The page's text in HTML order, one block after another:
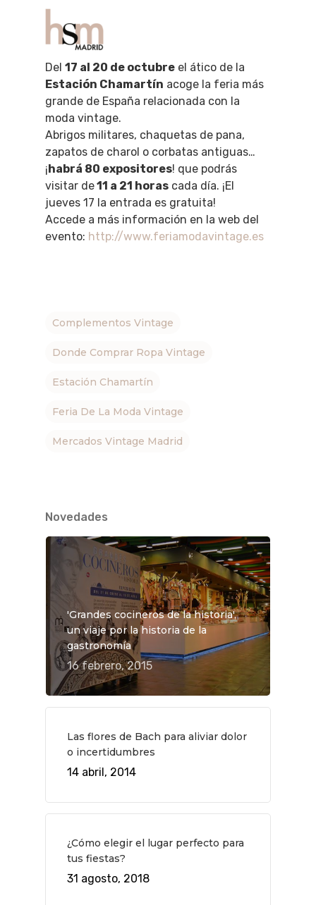
Hit enter to search or ESC to close
Del 17 al 20 de octubre el ático de la
Estación Chamartín acoge la feria más
grande de España relacionada con la
moda vintage.
Abrigos militares, chaquetas de pana,
zapatos de charol o corbatas antiguas…
¡habrá 80 expositores! que podrás
visitar de11 a 21 horas cada día. ¡El
jueves 17 la entrada es gratuita!
Accede a más información en la web del
evento: http://www.feriamodavintage.es
Complementos Vintage
Donde Comprar Ropa Vintage
Estación Chamartín
Feria De La Moda Vintage
Mercados Vintage Madrid
Novedades
'Grandes cocineros de la historia',
un viaje por la historia de la
gastronomía
16 febrero, 2015
Las flores de Bach para aliviar dolor
o incertidumbres
14 abril, 2014
¿Cómo elegir el lugar perfecto para
tus fiestas?
31 agosto, 2018